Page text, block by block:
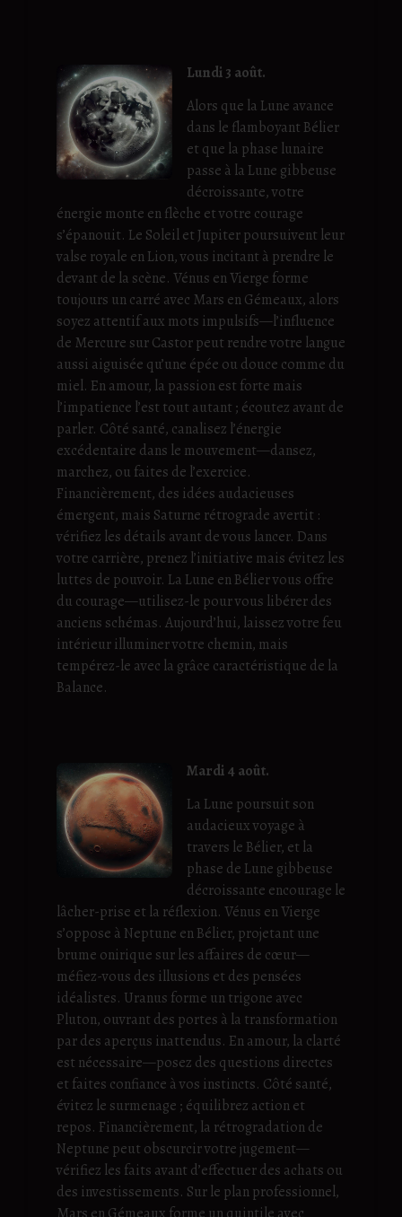
Lundi 3 août.
Alors que la Lune avance
dans le flamboyant Bélier
et que la phase lunaire
passe à la Lune gibbeuse
décroissante, votre
énergie monte en flèche et votre courage
s’épanouit. Le Soleil et Jupiter poursuivent leur
valse royale en Lion, vous incitant à prendre le
devant de la scène. Vénus en Vierge forme
toujours un carré avec Mars en Gémeaux, alors
soyez attentif aux mots impulsifs—l’influence
de Mercure sur Castor peut rendre votre langue
aussi aiguisée qu’une épée ou douce comme du
miel. En amour, la passion est forte mais
l’impatience l’est tout autant ; écoutez avant de
parler. Côté santé, canalisez l’énergie
excédentaire dans le mouvement—dansez,
marchez, ou faites de l’exercice.
Financièrement, des idées audacieuses
émergent, mais Saturne rétrograde avertit :
vérifiez les détails avant de vous lancer. Dans
votre carrière, prenez l’initiative mais évitez les
luttes de pouvoir. La Lune en Bélier vous offre
du courage—utilisez-le pour vous libérer des
anciens schémas. Aujourd’hui, laissez votre feu
intérieur illuminer votre chemin, mais
tempérez-le avec la grâce caractéristique de la
Balance.
Mardi 4 août.
La Lune poursuit son
audacieux voyage à
travers le Bélier, et la
phase de Lune gibbeuse
décroissante encourage le
lâcher-prise et la réflexion. Vénus en Vierge
s’oppose à Neptune en Bélier, projetant une
brume onirique sur les affaires de cœur—
méfiez-vous des illusions et des pensées
idéalistes. Uranus forme un trigone avec
Pluton, ouvrant des portes à la transformation
par des aperçus inattendus. En amour, la clarté
est nécessaire—posez des questions directes
et faites confiance à vos instincts. Côté santé,
évitez le surmenage ; équilibrez action et
repos. Financièrement, la rétrogradation de
Neptune peut obscurcir votre jugement—
vérifiez les faits avant d’effectuer des achats ou
des investissements. Sur le plan professionnel,
Mars en Gémeaux forme un quintile avec